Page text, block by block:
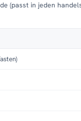
(passt in jeden